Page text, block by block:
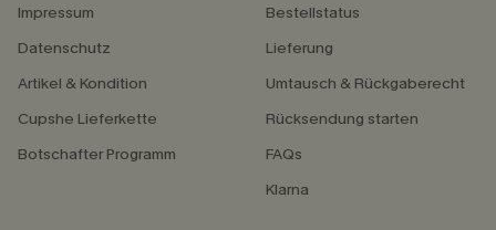
Impressum
Datenschutz
Artikel & Kondition
Cupshe Lieferkette
Botschafter Programm
Bestellstatus
Lieferung
Umtausch & Rückgaberecht
Rücksendung starten
FAQs
Klarna